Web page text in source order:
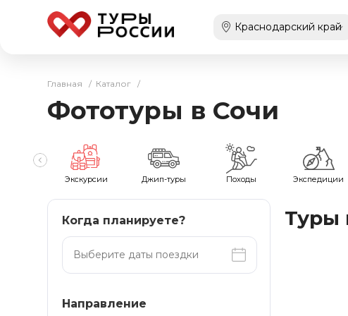
Главная / Каталог /
Фототуры в Сочи
Экскурсии Джип-туры Походы Экспедиции
Когда планируете?
Направление
Туры